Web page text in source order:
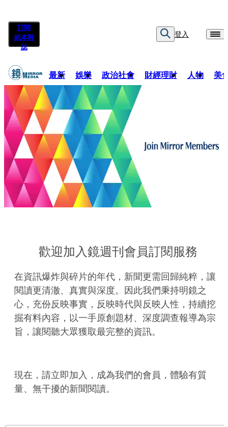
訂閱
紙本雜
誌
登入
最新 娛樂 政治社會 財經理財 人物 美
歡迎加入鏡週刊會員訂閱服務
在資訊爆炸與碎片的年代，新聞更需回歸純粹，讓
閱讀更清澈、真實與深度。因此我們秉持明鏡之
心，充份反映事實，反映時代與反映人性，持續挖
掘有料內容，以一手原創題材、深度調查報導為宗
旨，讓閱聽大眾獲取最完整的資訊。
現在，請立即加入，成為我們的會員，體驗有質
量、無干擾的新聞閱讀。